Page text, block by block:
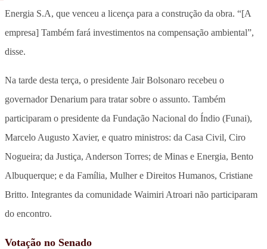
Energia S.A, que venceu a licença para a construção da obra. “[A
empresa] Também fará investimentos na compensação ambiental”,
disse.
Na tarde desta terça, o presidente Jair Bolsonaro recebeu o
governador Denarium para tratar sobre o assunto. Também
participaram o presidente da Fundação Nacional do Índio (Funai),
Marcelo Augusto Xavier, e quatro ministros: da Casa Civil, Ciro
Nogueira; da Justiça, Anderson Torres; de Minas e Energia, Bento
Albuquerque; e da Família, Mulher e Direitos Humanos, Cristiane
Britto. Integrantes da comunidade Waimiri Atroari não participaram
do encontro.
Votação no Senado